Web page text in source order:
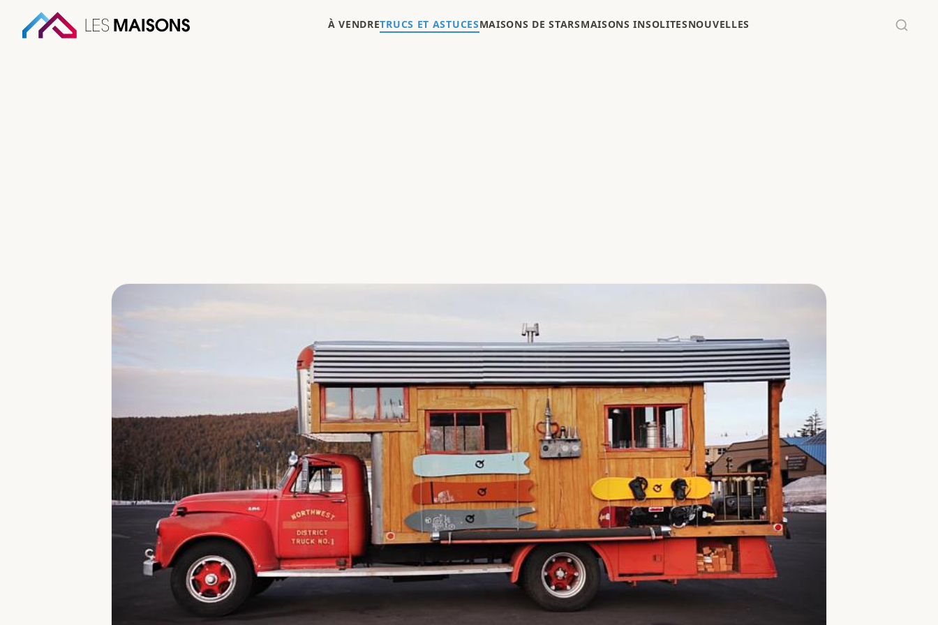
À VENDRETRUCS ET ASTUCESMAISONS DE STARSMAISONS INSOLITESNOUVELLES